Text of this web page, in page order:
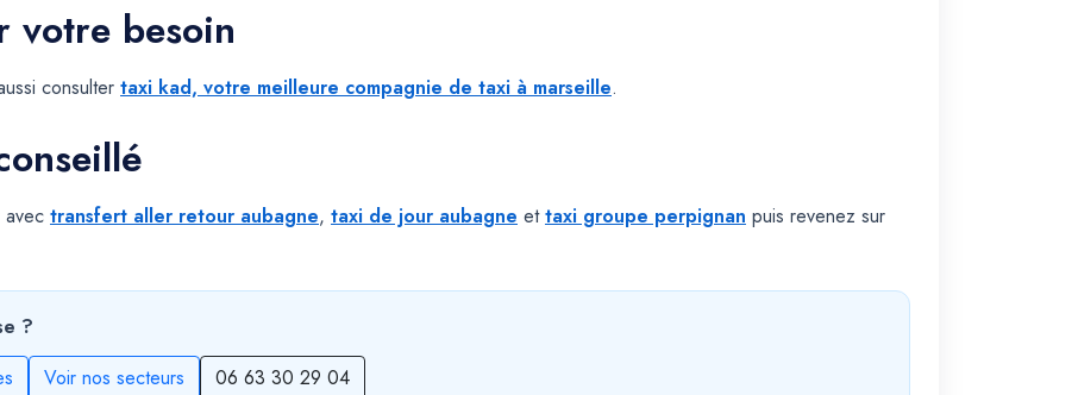
votre besoin
consulter taxi kad, votre meilleure compagnie de taxi à marseille.
transfert aller retour aubagne, taxi de jour aubagne ettaxi groupe perpignan puis revenez sur
?
Voir nos secteurs 06 63 30 29 04